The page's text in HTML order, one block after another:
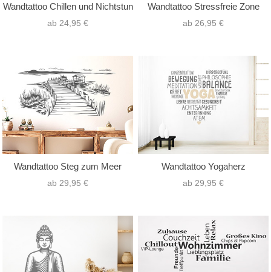
Wandtattoo Chillen und Nichtstun
ab 24,95 €
Wandtattoo Stressfreie Zone
ab 26,95 €
Wandtattoo Steg zum Meer
ab 29,95 €
Wandtattoo Yogaherz
ab 29,95 €